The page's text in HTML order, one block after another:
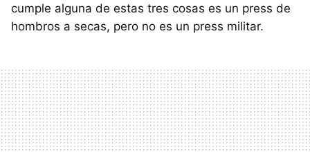
cumple alguna de estas tres cosas es un press de
hombros a secas, pero no es un press militar.